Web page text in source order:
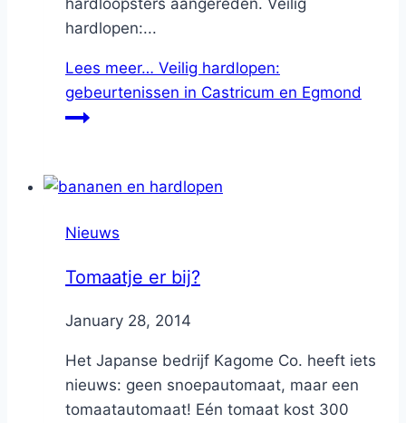
hardlopen:...
Lees meer… Veilig hardlopen:
gebeurtenissen in Castricum en Egmond
Nieuws
Tomaatje er bij?
ByNicole
January 28, 2014
Het Japanse bedrijf Kagome Co. heeft iets
nieuws: geen snoepautomaat, maar een
tomaatautomaat! Eén tomaat kost 300